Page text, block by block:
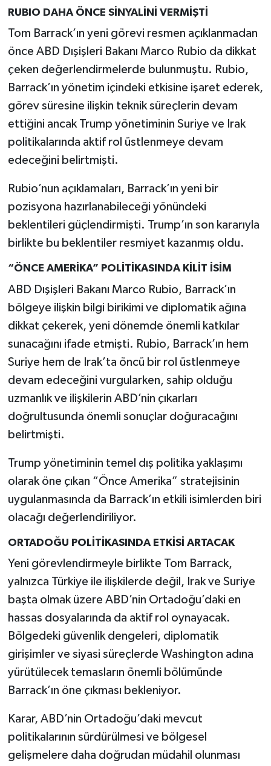
RUBIO DAHA ÖNCE SİNYALİNİ VERMİŞTİ
Tom Barrack’ın yeni görevi resmen açıklanmadan
önce ABD Dışişleri Bakanı Marco Rubio da dikkat
çeken değerlendirmelerde bulunmuştu. Rubio,
Barrack’ın yönetim içindeki etkisine işaret ederek,
görev süresine ilişkin teknik süreçlerin devam
ettiğini ancak Trump yönetiminin Suriye ve Irak
politikalarında aktif rol üstlenmeye devam
edeceğini belirtmişti.
Rubio’nun açıklamaları, Barrack’ın yeni bir
pozisyona hazırlanabileceği yönündeki
beklentileri güçlendirmişti. Trump’ın son kararıyla
birlikte bu beklentiler resmiyet kazanmış oldu.
“ÖNCE AMERİKA” POLİTİKASINDA KİLİT İSİM
ABD Dışişleri Bakanı Marco Rubio, Barrack’ın
bölgeye ilişkin bilgi birikimi ve diplomatik ağına
dikkat çekerek, yeni dönemde önemli katkılar
sunacağını ifade etmişti. Rubio, Barrack’ın hem
Suriye hem de Irak’ta öncü bir rol üstlenmeye
devam edeceğini vurgularken, sahip olduğu
uzmanlık ve ilişkilerin ABD’nin çıkarları
doğrultusunda önemli sonuçlar doğuracağını
belirtmişti.
Trump yönetiminin temel dış politika yaklaşımı
olarak öne çıkan “Önce Amerika” stratejisinin
uygulanmasında da Barrack’ın etkili isimlerden biri
olacağı değerlendiriliyor.
ORTADOĞU POLİTİKASINDA ETKİSİ ARTACAK
Yeni görevlendirmeyle birlikte Tom Barrack,
yalnızca Türkiye ile ilişkilerde değil, Irak ve Suriye
başta olmak üzere ABD’nin Ortadoğu’daki en
hassas dosyalarında da aktif rol oynayacak.
Bölgedeki güvenlik dengeleri, diplomatik
girişimler ve siyasi süreçlerde Washington adına
yürütülecek temasların önemli bölümünde
Barrack’ın öne çıkması bekleniyor.
Karar, ABD’nin Ortadoğu’daki mevcut
politikalarının sürdürülmesi ve bölgesel
gelişmelere daha doğrudan müdahil olunması